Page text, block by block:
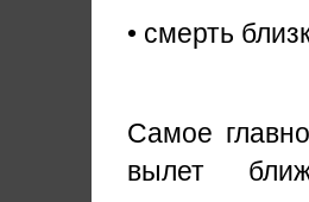
• смерть
Самое
вылет